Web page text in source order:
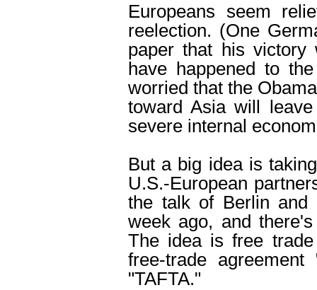
Europeans seem
reelection. (One
paper that his victory
have happened to
worried that the
toward Asia will
severe internal
But a big idea is
U.S.-European
the talk of Berlin
week ago, and
The idea is free
free-trade
"TAFTA."